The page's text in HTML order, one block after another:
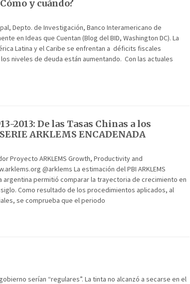
y cuándo?
Depto. de Investigación, Banco Interamericano de
en Ideas que Cuentan (Blog del BID, Washington DC). La
Latina y el Caribe se enfrentan a déficits fiscales
niveles de deuda están aumentando. Con las actuales
2013: De las Tasas Chinas a los
ARKLEMS ENCADENADA
Proyecto ARKLEMS Growth, Productivity and
@arklems La estimación del PBI ARKLEMS
argentina permitió comparar la trayectoria de crecimiento en
Como resultado de los procedimientos aplicados, al
se comprueba que el periodo
serían “regulares”. La tinta no alcanzó a secarse en el